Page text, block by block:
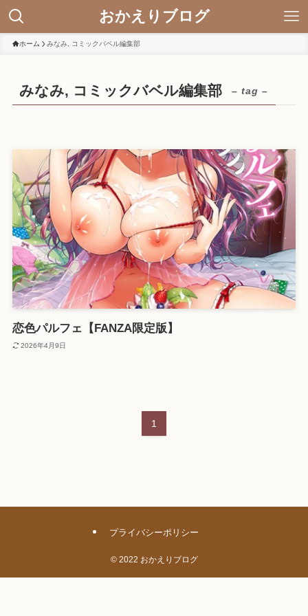
おかえりブログ
ホーム みなみ, コミックバベル編集部
みなみ, コミックバベル編集部 – tag –
恋色パルフェ【FANZA限定版】
2026年4月9日
1
プライバシーポリシー
©2022 おかえりブログ